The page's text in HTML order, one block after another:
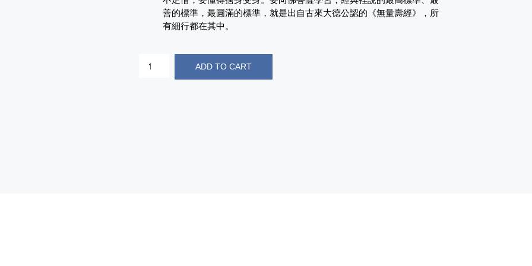
善的標準，最圓滿的標準，就是出自古來大德公認的《無量壽經》，所
有細行都在其中。
ADD TO CART